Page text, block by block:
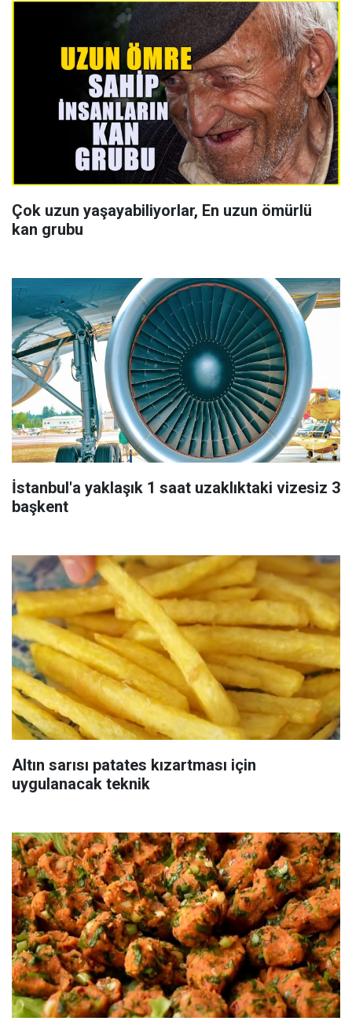
Çok uzun yaşayabiliyorlar, En uzun ömürlü
kan grubu
İstanbul'a yaklaşık 1 saat uzaklıktaki vizesiz 3
başkent
Altın sarısı patates kızartması için
uygulanacak teknik